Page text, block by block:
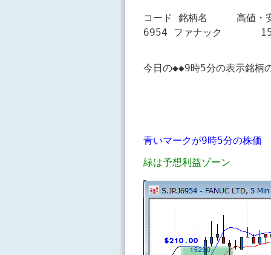
コード 銘柄名　　　高値・
青いマークが9時5分の株価
緑は予想利益ゾーン